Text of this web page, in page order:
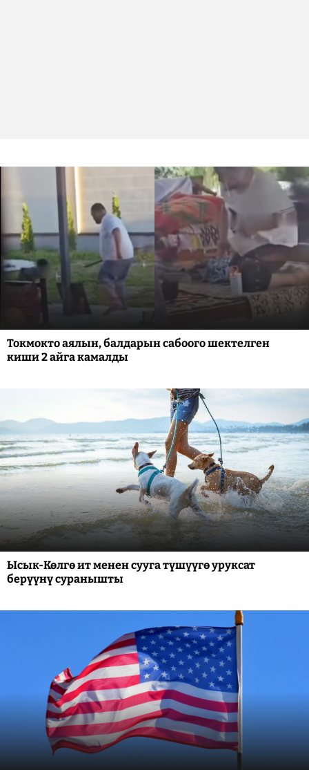
Токмокто аялын, балдарын сабоого шектелген
киши 2 айга камалды
Ысык-Көлгө ит менен сууга түшүүгө уруксат
берүүнү суранышты